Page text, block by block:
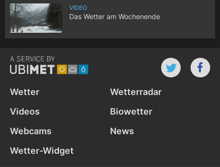
VIDEO
Das Wetter am Wochenende
Wetter
Wetterradar
Videos
Biowetter
Webcams
News
Wetter-Widget